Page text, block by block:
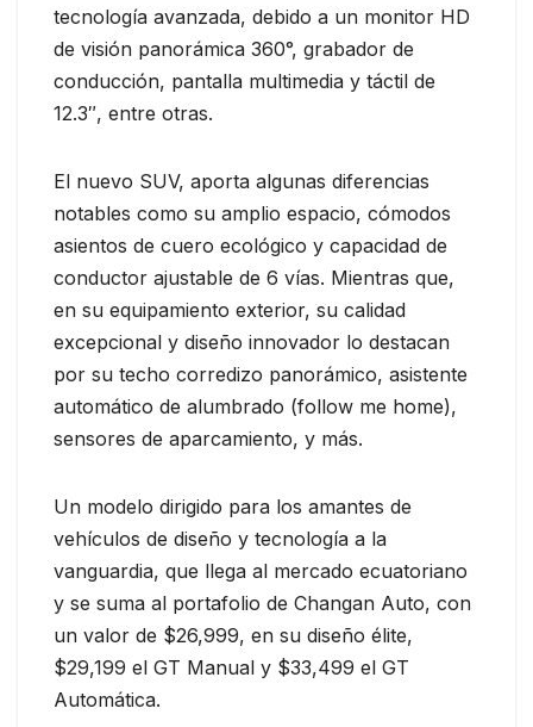
tecnología avanzada, debido a un monitor HD
de visión panorámica 360°, grabador de
conducción, pantalla multimedia y táctil de
12.3″, entre otras.
El nuevo SUV, aporta algunas diferencias
notables como su amplio espacio, cómodos
asientos de cuero ecológico y capacidad de
conductor ajustable de 6 vías. Mientras que,
en su equipamiento exterior, su calidad
excepcional y diseño innovador lo destacan
por su techo corredizo panorámico, asistente
automático de alumbrado (follow me home),
sensores de aparcamiento, y más.
Un modelo dirigido para los amantes de
vehículos de diseño y tecnología a la
vanguardia, que llega al mercado ecuatoriano
y se suma al portafolio de Changan Auto, con
un valor de $26,999, en su diseño élite,
$29,199 el GT Manual y $33,499 el GT
Automática.